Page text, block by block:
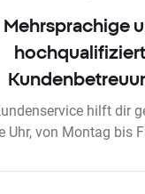
Mehrsprachige
hilft dir
Uhr, von Montag bis